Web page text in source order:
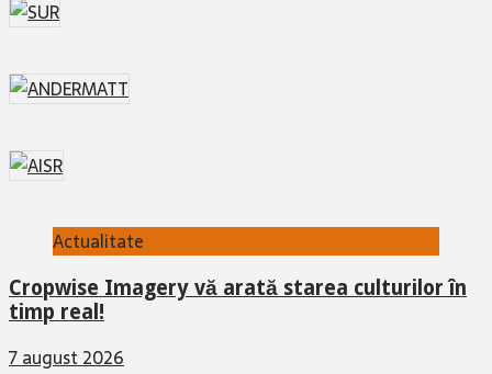
Actualitate
Cropwise Imagery vă arată starea culturilor în
timp real!
7 august 2026